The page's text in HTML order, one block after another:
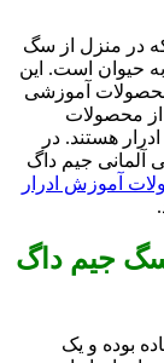
در منزل از سگ
حیوان است. این
محصولات آموزشی
از محصولات
هستند. در
آلمانی جیم داگ
آموزش ادرار
سگ جیم داگ
بوده و یک